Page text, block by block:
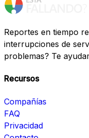
Reportes en tiempo
interrupciones de
problemas? Te
Recursos
Compañías
FAQ
Privacidad